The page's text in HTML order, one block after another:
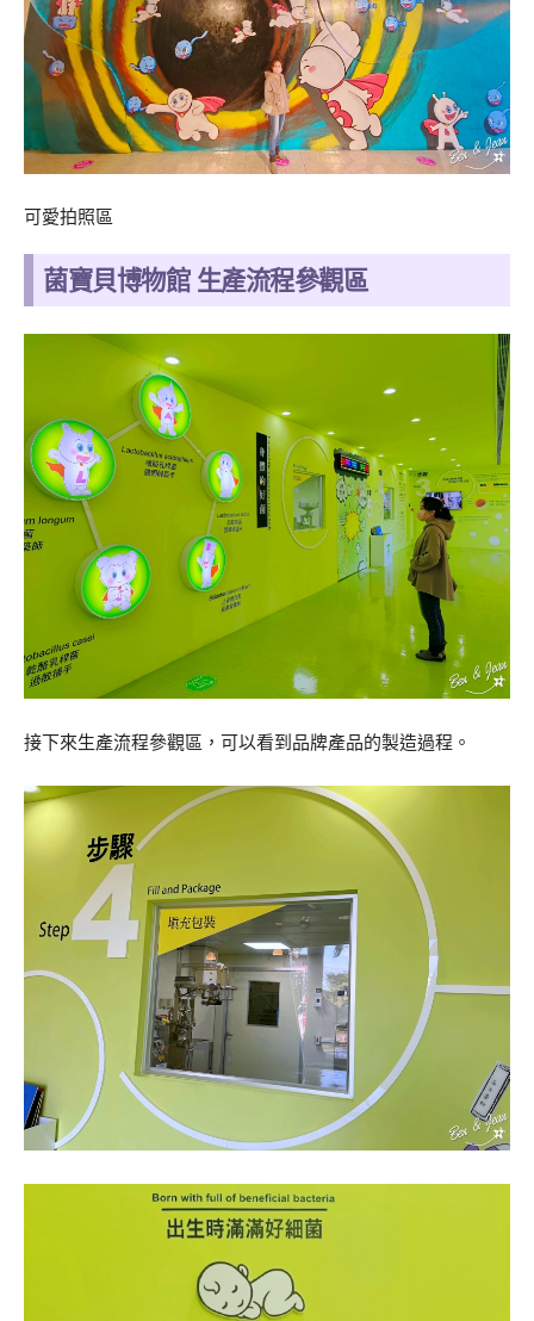
可愛拍照區
菌寶貝博物館 生產流程參觀區
接下來生產流程參觀區，可以看到品牌產品的製造過程。